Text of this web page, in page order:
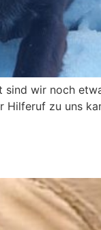
wir noch
zu uns